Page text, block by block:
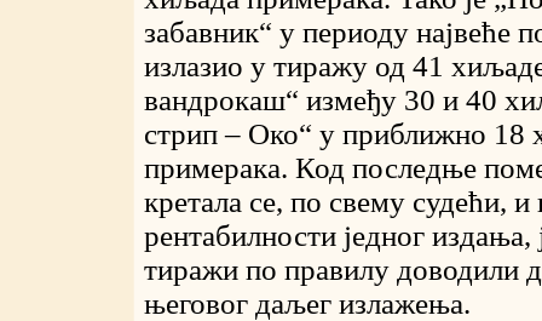
забавник“ у периоду највеће
излазио у тиражу од 41
вандрокаш“ између 30 и 40
стрип – Око“ у приближно 18
примерака. Код последње
кретала се, по свему судећи, и
рентабилности једног
тиражи по правилу доводили
његовог даљег излажења.